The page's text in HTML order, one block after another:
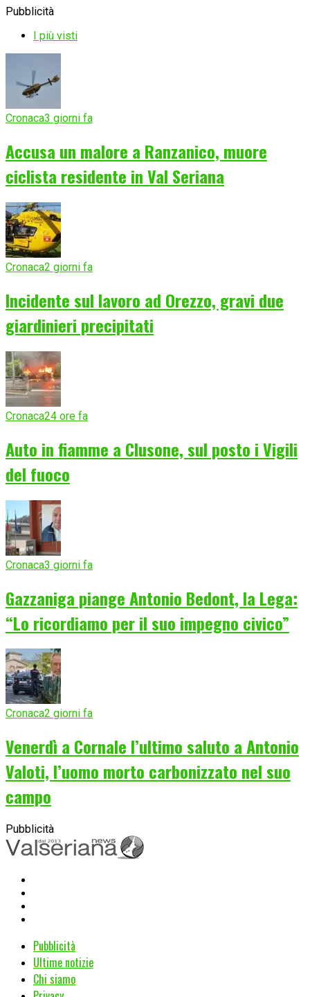
Pubblicità
I più visti
Cronaca3 giorni fa
Accusa un malore a Ranzanico, muore
ciclista residente in Val Seriana
Cronaca2 giorni fa
Incidente sul lavoro ad Orezzo, gravi due
giardinieri precipitati
Cronaca24 ore fa
Auto in fiamme a Clusone, sul posto i Vigili
del fuoco
Cronaca3 giorni fa
Gazzaniga piange Antonio Bedont, la Lega:
“Lo ricordiamo per il suo impegno civico”
Cronaca2 giorni fa
Venerdì a Cornale l’ultimo saluto a Antonio
Valoti, l’uomo morto carbonizzato nel suo
campo
Pubblicità
Pubblicità
Ultime notizie
Chi siamo